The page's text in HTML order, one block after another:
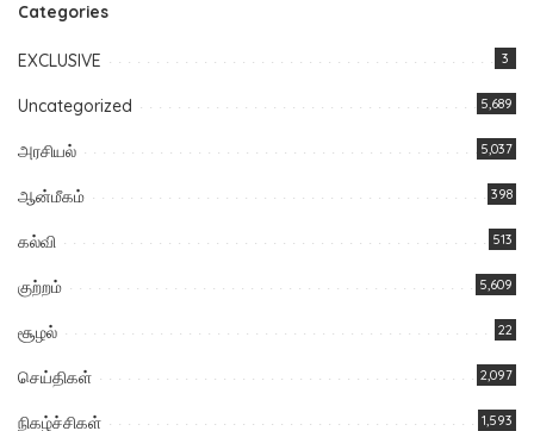
Categories
EXCLUSIVE 3
Uncategorized 5,689
அரசியல் 5,037
ஆன்மீகம் 398
கல்வி 513
குற்றம் 5,609
சூழல் 22
செய்திகள் 2,097
நிகழ்ச்சிகள் 1,593